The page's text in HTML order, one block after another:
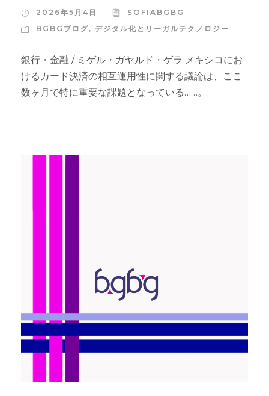
2026年5月4日
SOFIABGBG
BGBGブログ, デジタル化とリーガルテクノロジー
銀行・金融 / ミゲル・ガヤルド・ゲラ メキシコにお
けるカード決済の相互運用性に関する議論は、ここ
数ヶ月で特に重要な課題となっている……。